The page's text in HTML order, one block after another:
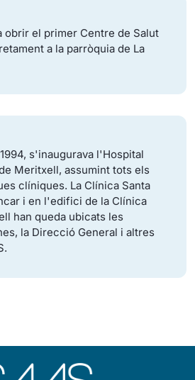
obrir el primer Centre de Salut
a la parròquia de La
s'inaugurava l'Hospital
Meritxell, assumint tots els
clíniques. La Clínica Santa
i en l'edifici de la Clínica
han queda ubicats les
la Direcció General i altres